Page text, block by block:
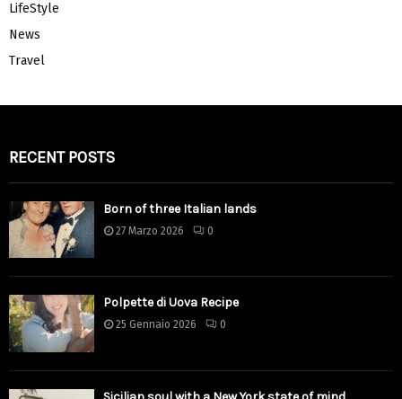
LifeStyle
News
Travel
RECENT POSTS
Born of three Italian lands
27 Marzo 2026 0
Polpette di Uova Recipe
25 Gennaio 2026 0